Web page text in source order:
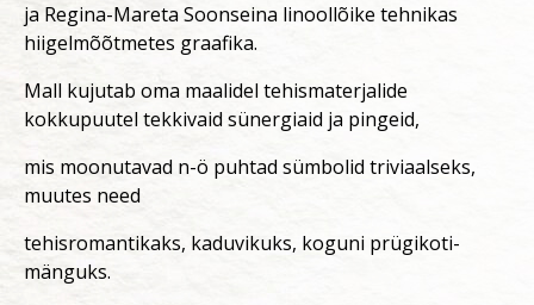
ja Regina-Mareta Soonseina linoollõike tehnikas
hiigelmõõtmetes graafika.
Mall kujutab oma maalidel tehismaterjalide
kokkupuutel tekkivaid sünergiaid ja pingeid,
mis moonutavad n-ö puhtad sümbolid triviaalseks,
muutes need
tehisromantikaks, kaduvikuks, koguni prügikoti-
mänguks.